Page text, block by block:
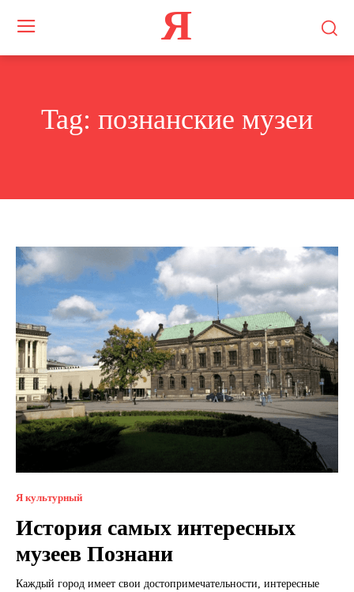
Я
Tag: познанские музеи
Я культурный
История самых интересных
музеев Познани
Каждый город имеет свои достопримечательности, интересные